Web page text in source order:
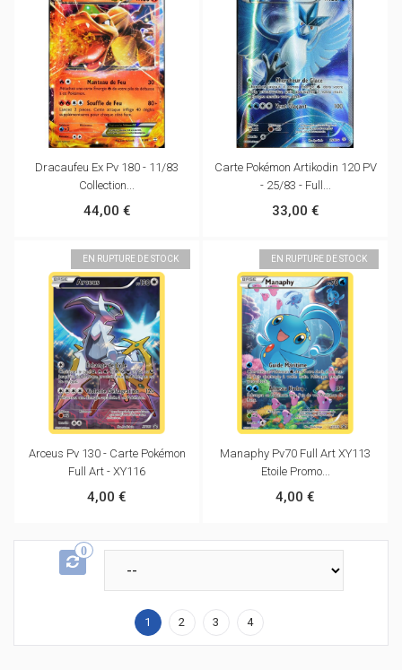
Dracaufeu Ex Pv 180 - 11/83
Collection...
44,00 €
Carte Pokémon Artikodin 120 PV
- 25/83 - Full...
33,00 €
EN RUPTURE DE STOCK
Arceus Pv 130 - Carte Pokémon
Full Art - XY116
4,00 €
EN RUPTURE DE STOCK
Manaphy Pv70 Full Art XY113
Etoile Promo...
4,00 €
0
1 2 3 4